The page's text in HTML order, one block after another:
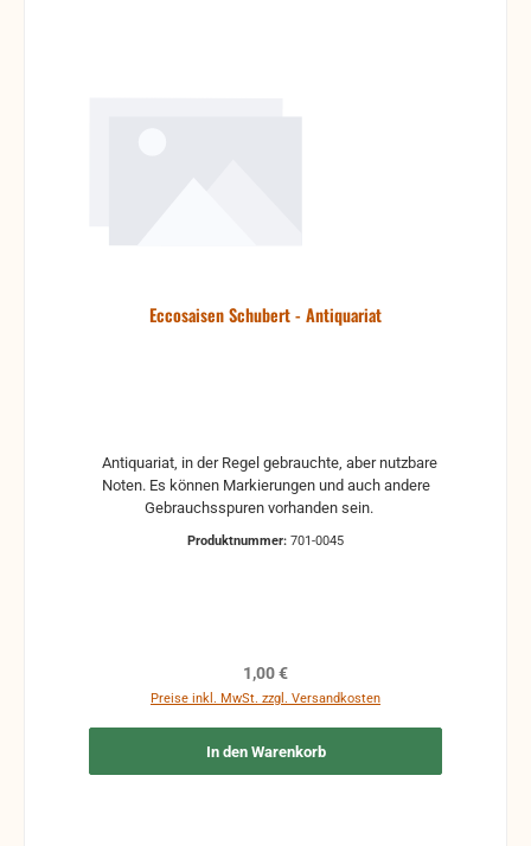
Eccosaisen Schubert - Antiquariat
Noten. Es können Markierungen und auch andere
Produktnummer: 701-0045
Regulärer Preis:
1,00 €
Preise inkl. MwSt. zzgl. Versandkosten
In den Warenkorb